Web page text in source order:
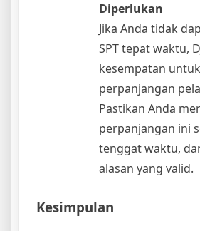
Diperlukan
Jika Anda tidak
SPT tepat waktu,
kesempatan
perpanjangan
Pastikan Anda
perpanjangan ini
tenggat waktu,
alasan yang valid.
Kesimpulan